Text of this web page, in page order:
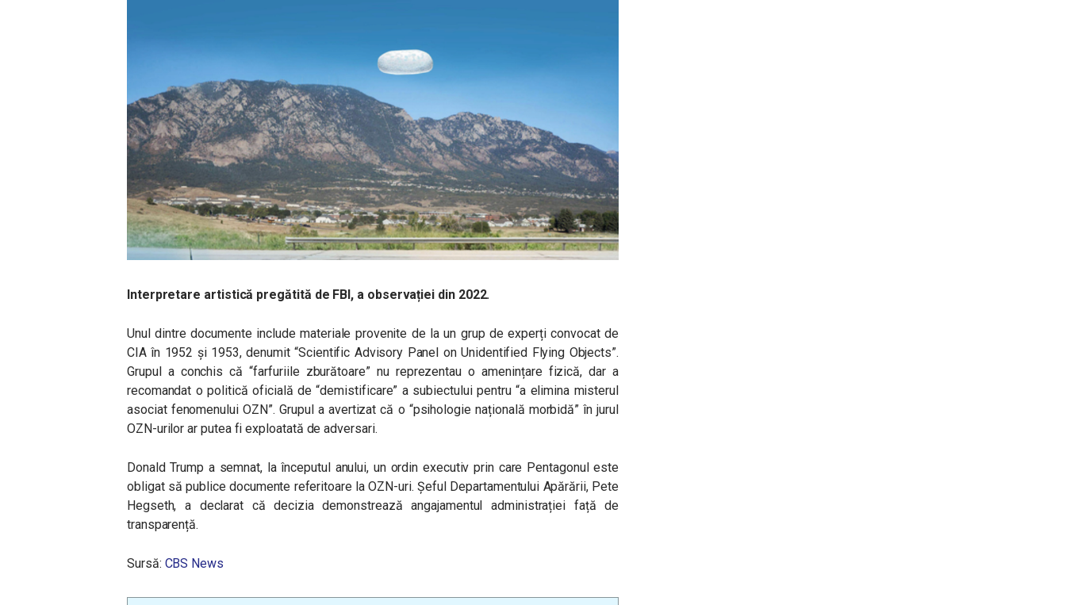
Interpretare artistică pregătită de FBI, a observației din 2022.
Unul dintre documente include materiale provenite de la un grup de experți convocat de
CIA în 1952 și 1953, denumit “Scientific Advisory Panel on Unidentified Flying Objects”.
Grupul a conchis că “farfuriile zburătoare” nu reprezentau o amenințare fizică, dar a
recomandat o politică oficială de “demistificare” a subiectului pentru “a elimina misterul
asociat fenomenului OZN”. Grupul a avertizat că o “psihologie națională morbidă” în jurul
OZN-urilor ar putea fi exploatată de adversari.
Donald Trump a semnat, la începutul anului, un ordin executiv prin care Pentagonul este
obligat să publice documente referitoare la OZN-uri. Șeful Departamentului Apărării, Pete
Hegseth, a declarat că decizia demonstrează angajamentul administrației față de
transparență.
Sursă: CBS News